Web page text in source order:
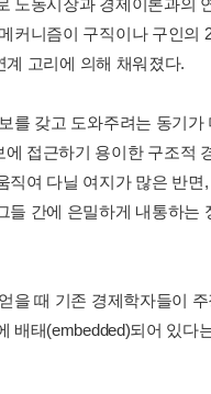
커니즘이 구직이나 구인의
계 고리에 의해 채워졌다.
를 갖고 도와주려는 동기
접근하기 용이한 구조적
여 다닐 여지가 많은 반
간에 은밀하게 내통하는
을 때 기존 경제학자들이
배태(embedded)되어 있다